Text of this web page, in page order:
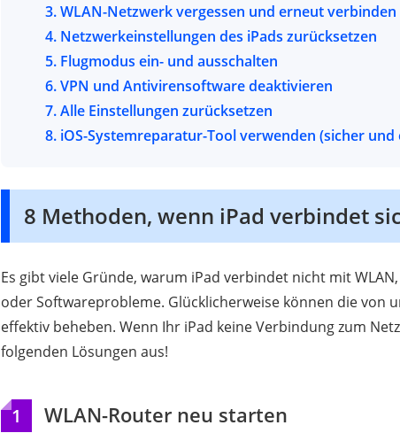
3. WLAN-Netzwerk vergessen und erneut verbinden
4. Netzwerkeinstellungen des iPads zurücksetzen
5. Flugmodus ein- und ausschalten
6. VPN und Antivirensoftware deaktivieren
7. Alle Einstellungen zurücksetzen
8. iOS-Systemreparatur-Tool verwenden (sicher
8 Methoden, wenn iPad verbindet
Es gibt viele Gründe, warum iPad verbindet nicht mit
oder Softwareprobleme. Glücklicherweise können die von
effektiv beheben. Wenn Ihr iPad keine Verbindung zum
folgenden Lösungen aus!
1 WLAN-Router neu starten